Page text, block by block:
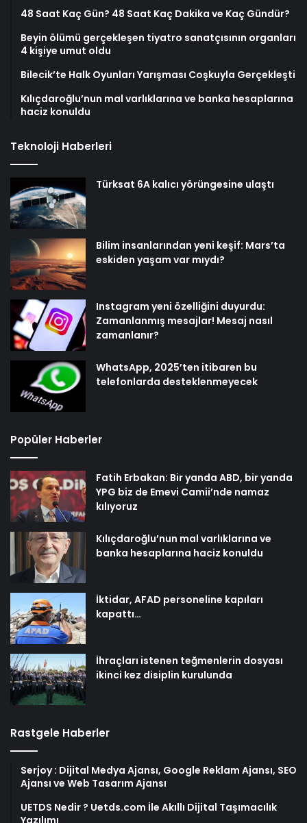
48 Saat Kaç Gün? 48 Saat Kaç Dakika ve Kaç Gündür?
Beyin ölümü gerçekleşen tiyatro sanatçısının organları
4 kişiye umut oldu
Bilecik’te Halk Oyunları Yarışması Coşkuyla Gerçekleşti
Kılıçdaroğlu’nun mal varlıklarına ve banka hesaplarına
haciz konuldu
Teknoloji Haberleri
Türksat 6A kalıcı yörüngesine ulaştı
Bilim insanlarından yeni keşif: Mars’ta
eskiden yaşam var mıydı?
Instagram yeni özelliğini duyurdu:
Zamanlanmış mesajlar! Mesaj nasıl
zamanlanır?
WhatsApp, 2025’ten itibaren bu
telefonlarda desteklenmeyecek
Popüler Haberler
Fatih Erbakan: Bir yanda ABD, bir yanda
YPG biz de Emevi Camii’nde namaz
kılıyoruz
Kılıçdaroğlu’nun mal varlıklarına ve
banka hesaplarına haciz konuldu
İktidar, AFAD personeline kapıları
kapattı…
İhraçları istenen teğmenlerin dosyası
ikinci kez disiplin kurulunda
Rastgele Haberler
Serjoy : Dijital Medya Ajansı, Google Reklam Ajansı, SEO
Ajansı ve Web Tasarım Ajansı
UETDS Nedir ? Uetds.com İle Akıllı Dijital Taşımacılık
Yazılımı